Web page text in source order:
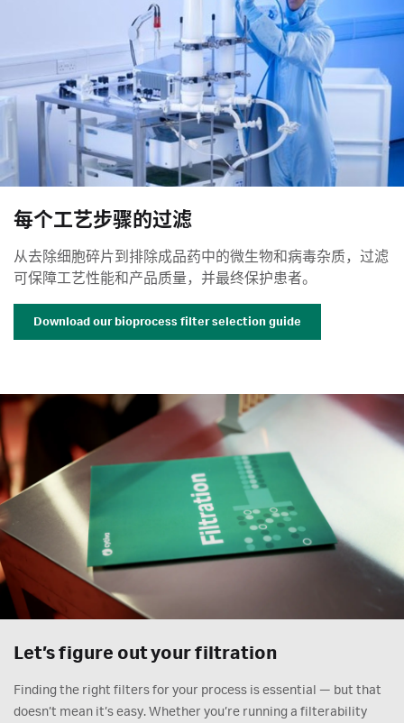
每个工艺步骤的过滤
从去除细胞碎片到排除成品药中的微生物和病毒杂质，过滤
可保障工艺性能和产品质量，并最终保护患者。
Download our bioprocess filter selection guide
Let’s figure out your filtration
Finding the right filters for your process is essential — but that
doesn’t mean it’s easy. Whether you’re running a filterability